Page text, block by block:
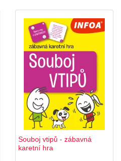
Souboj vtipů - zábavná
karetní hra